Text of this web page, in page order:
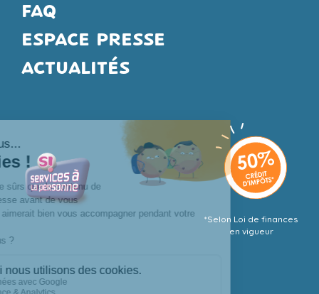
FAQ
ESPACE PRESSE
ACTUALITÉS
*Selon Loi de finances
en vigueur